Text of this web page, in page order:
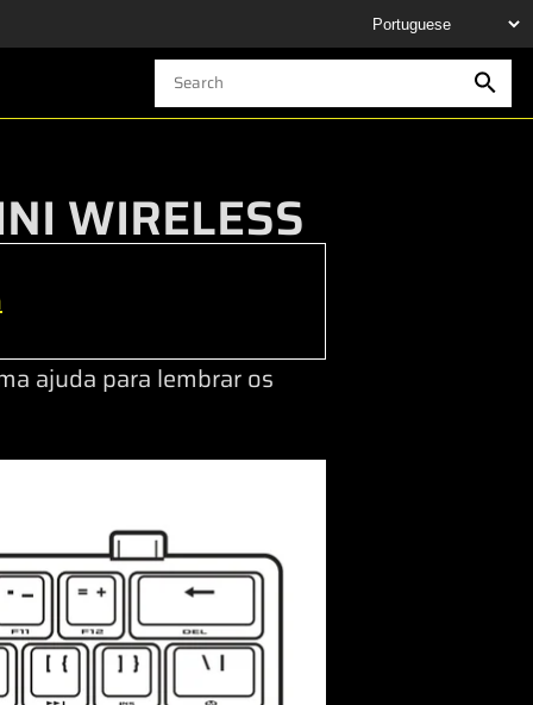
WIRELESS
ajuda para lembrar os